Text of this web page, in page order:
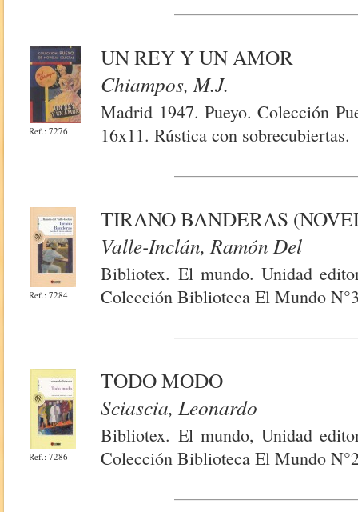
Ref.: 7276
UN REY Y UN AMOR
Chiampos, M.j.
Madrid 1947. Pueyo. Colección
16x11. Rústica con sobrecubiertas.
Ref.: 7284
TIRANO BANDERAS
Valle-Inclán, Ramón Del
Bibliotex. El mundo. Unidad
Colección Biblioteca El Mundo
Ref.: 7286
TODO MODO
Sciascia, Leonardo
Bibliotex. El mundo, Unidad
Colección Biblioteca El Mundo